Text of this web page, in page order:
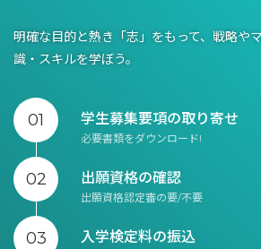
明確な目的と熱き「志」をもって、戦略や
識・スキルを学ぼう。
学生募集要項の取り寄せ
必要書類をダウンロード!
出願資格の確認
出願資格認定審の要/不要
入学検定料の振込